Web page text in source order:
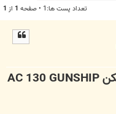
تعداد پست ها:1 • صفحه 1 از 1
دانلود مستند دوبله فارسی بمب افکن AC 130 GUNSHIP